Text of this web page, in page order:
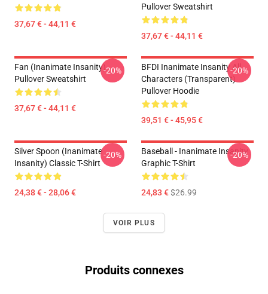
37,67 € - 44,11 €
Pullover Sweatshirt
37,67 € - 44,11 €
Fan (Inanimate Insanity)
Pullover Sweatshirt
37,67 € - 44,11 €
-20%
BFDI Inanimate Insanity All
Characters (Transparent)
Pullover Hoodie
39,51 € - 45,95 €
-20%
Silver Spoon (Inanimate
Insanity) Classic T-Shirt
24,38 € - 28,06 €
-20%
Baseball - Inanimate Insanity
Graphic T-Shirt
24,83 €$26.99
-20%
VOIR PLUS
Produits connexes